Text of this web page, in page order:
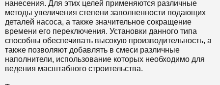
нанесения. Для этих целей применяются различные
методы увеличения степени заполненности подающих
деталей насоса, а также значительное сокращение
времени его переключения. Установки данного типа
способны обеспечивать высокую производительность, а
также позволяют добавлять в смеси различные
наполнители, использование которых необходимо для
ведения масштабного строительства.